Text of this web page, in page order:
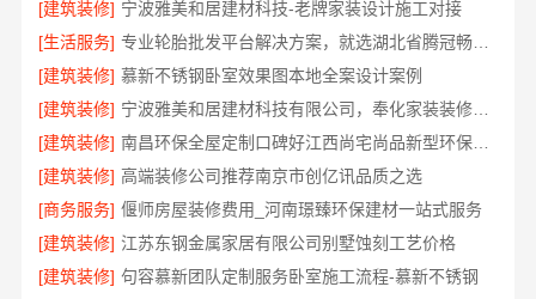
[建筑装修] 宁波雅美和居建材科技-老牌家装设计施工对接
[生活服务]
专业轮胎批发平台解决方案，就选湖北省腾冠畅实业贸易有限公司
[建筑装修] 慕新不锈钢卧室效果图本地全案设计案例
[建筑装修]
宁波雅美和居建材科技有限公司，奉化家装装修线下门店地址
[建筑装修]
南昌环保全屋定制口碑好江西尚宅尚品新型环保材料有限公司
[建筑装修] 高端装修公司推荐南京市创亿讯品质之选
[商务服务] 偃师房屋装修费用_河南璟臻环保建材一站式服务
[建筑装修] 江苏东钢金属家居有限公司别墅蚀刻工艺价格
[建筑装修] 句容慕新团队定制服务卧室施工流程-慕新不锈钢